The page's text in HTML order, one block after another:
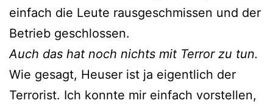
einfach die Leute rausgeschmissen und der
Betrieb geschlossen.
Auch das hat noch nichts mit Terror zu tun.
Wie gesagt, Heuser ist ja eigentlich der
Terrorist. Ich konnte mir einfach vorstellen,